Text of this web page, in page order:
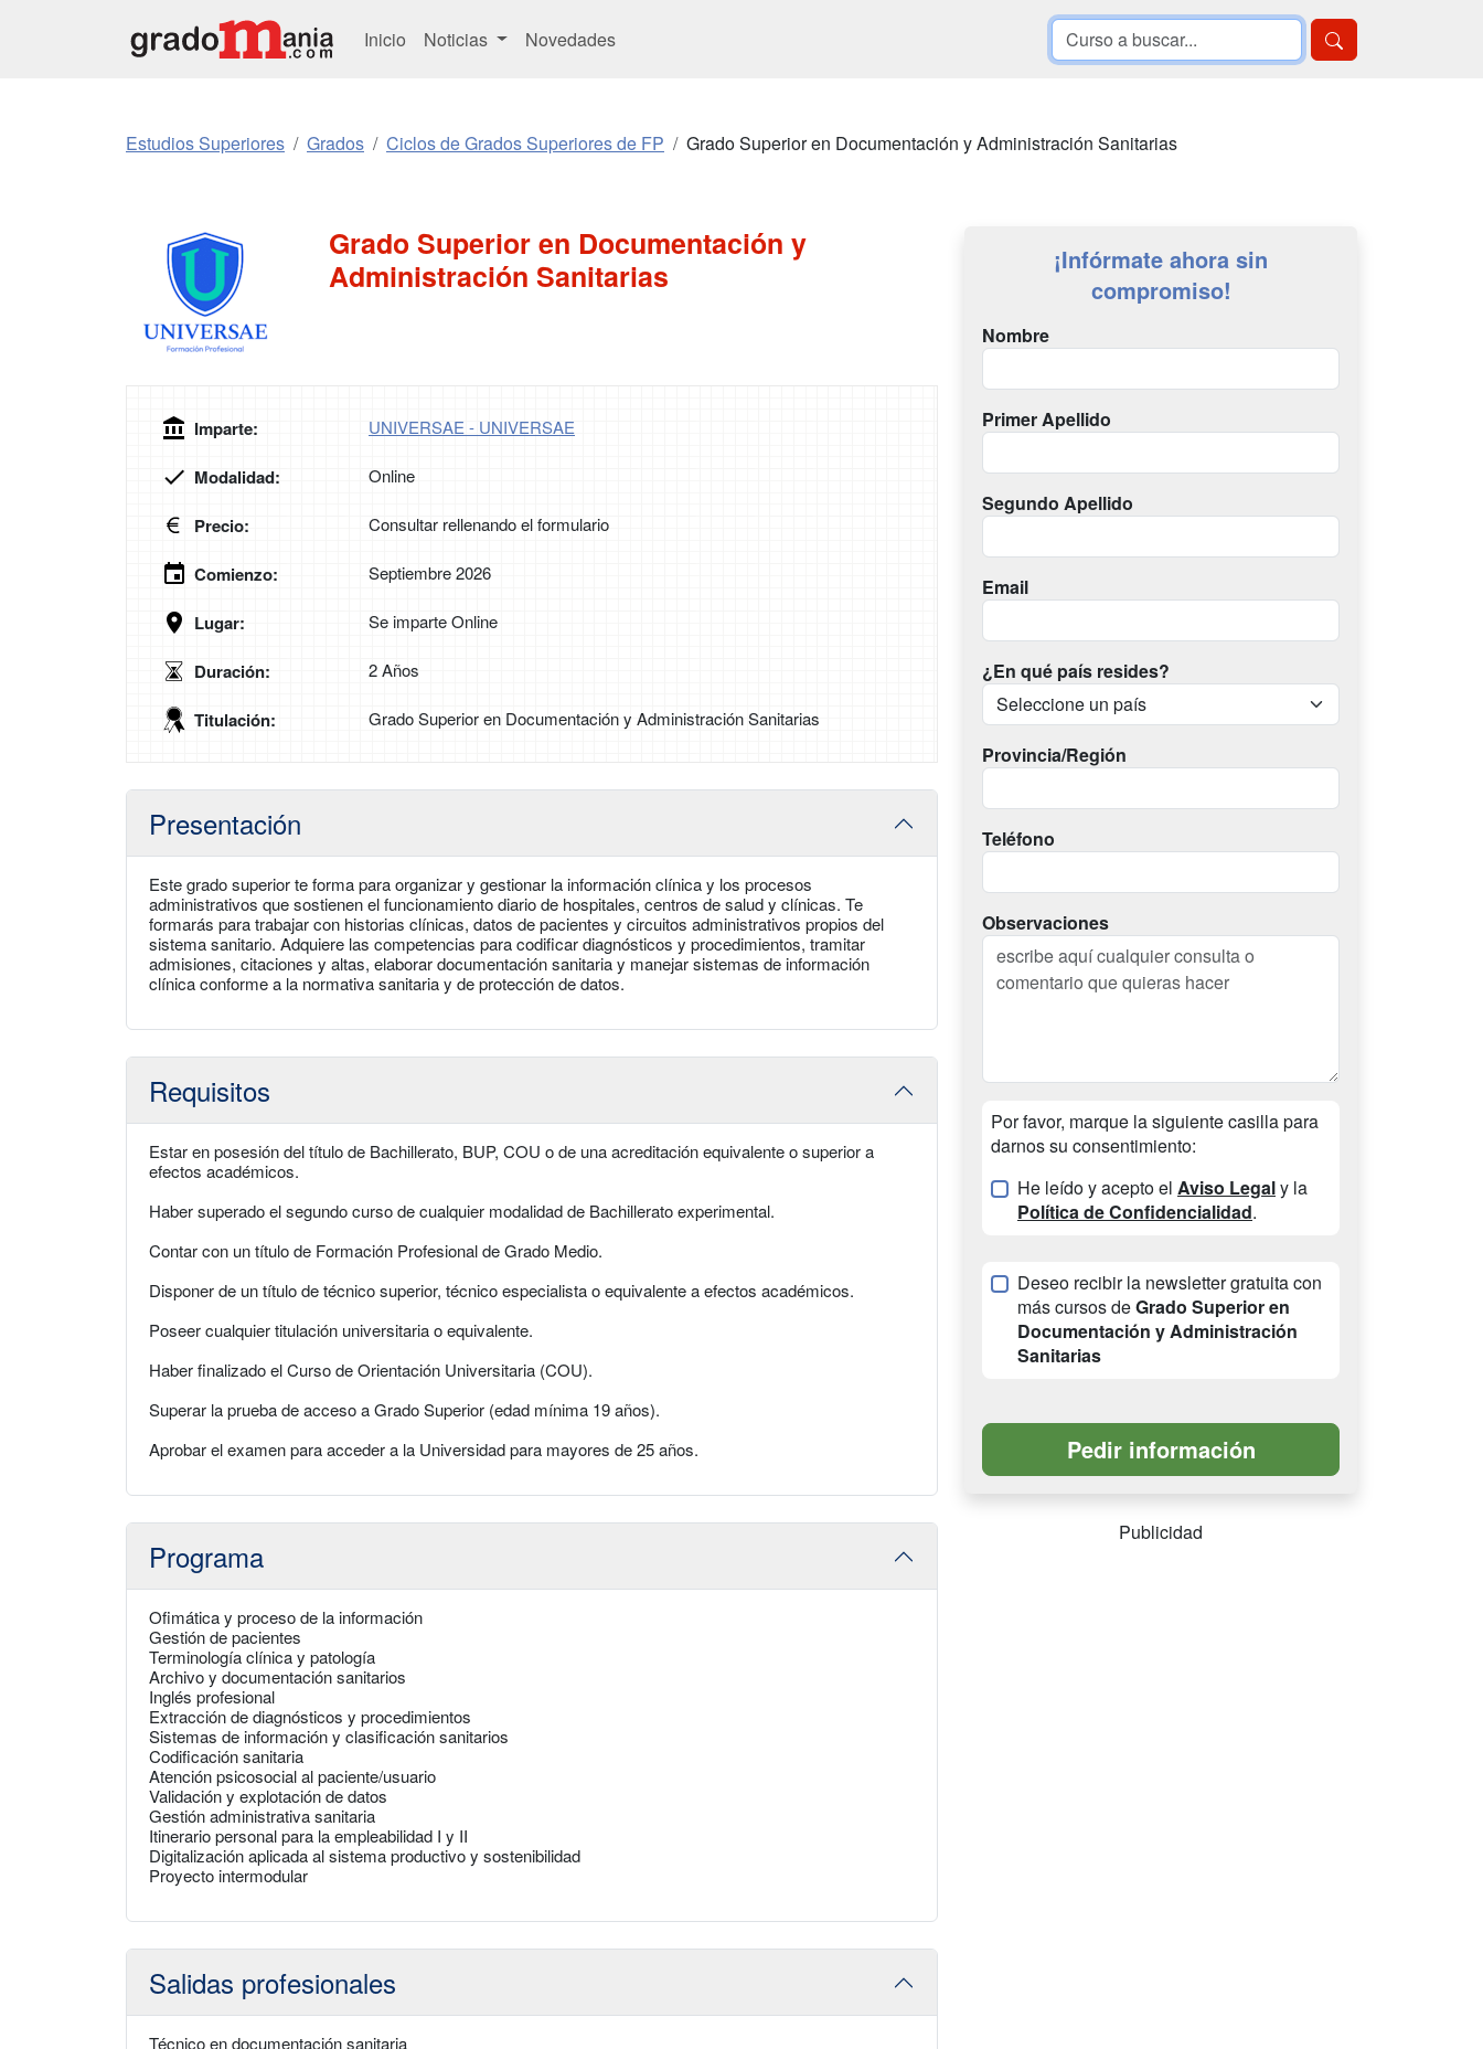
Inicio Noticias Novedades
Estudios Superiores Grados Ciclos de Grados Superiores de FP Grado Superior en Documentación y Administración Sanitarias
Grado Superior en Documentación y
Administración Sanitarias
Imparte: UNIVERSAE - UNIVERSAE
Modalidad: Online
Precio: Consultar rellenando el formulario
Comienzo: Septiembre 2026
Lugar: Se imparte Online
Duración: 2 Años
Titulación: Grado Superior en Documentación y Administración Sanitarias
Presentación
Este grado superior te forma para organizar y gestionar la información clínica y los procesos
administrativos que sostienen el funcionamiento diario de hospitales, centros de salud y clínicas. Te
formarás para trabajar con historias clínicas, datos de pacientes y circuitos administrativos propios del
sistema sanitario. Adquiere las competencias para codificar diagnósticos y procedimientos, tramitar
admisiones, citaciones y altas, elaborar documentación sanitaria y manejar sistemas de información
clínica conforme a la normativa sanitaria y de protección de datos.
Requisitos
Estar en posesión del título de Bachillerato, BUP, COU o de una acreditación equivalente o superior a
efectos académicos.
Haber superado el segundo curso de cualquier modalidad de Bachillerato experimental.
Contar con un título de Formación Profesional de Grado Medio.
Disponer de un título de técnico superior, técnico especialista o equivalente a efectos académicos.
Poseer cualquier titulación universitaria o equivalente.
Haber finalizado el Curso de Orientación Universitaria (COU).
Superar la prueba de acceso a Grado Superior (edad mínima 19 años).
Aprobar el examen para acceder a la Universidad para mayores de 25 años.
Programa
Ofimática y proceso de la información
Gestión de pacientes
Terminología clínica y patología
Archivo y documentación sanitarios
Inglés profesional
Extracción de diagnósticos y procedimientos
Sistemas de información y clasificación sanitarios
Codificación sanitaria
Atención psicosocial al paciente/usuario
Validación y explotación de datos
Gestión administrativa sanitaria
Itinerario personal para la empleabilidad I y II
Digitalización aplicada al sistema productivo y sostenibilidad
Proyecto intermodular
Salidas profesionales
Técnico en documentación sanitaria
¡Infórmate ahora sin
compromiso!
Nombre
Primer Apellido
Segundo Apellido
Email
¿En qué país resides?
Provincia/Región
Teléfono
Observaciones
Por favor, marque la siguiente casilla para
darnos su consentimiento:
He leído y acepto el Aviso Legaly la
Política de Confidencialidad.
Deseo recibir la newsletter gratuita con
más cursos deGrado Superior en
Documentación y Administración
Sanitarias
Publicidad